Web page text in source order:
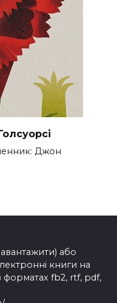
Джон
або
книги на
fb2, rtf, pdf,